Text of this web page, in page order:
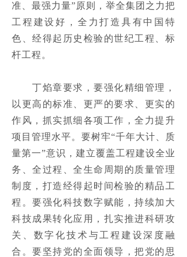
集团新闻
企业文化
党群工作
ꄷ 社会责任
振冲刊物
招贤纳才
ꄷ 校园招聘
ꄵ 社会招聘
联系我们
准、最强力量”原则，举全集团之力把
工程建设好，全力打造具有中国特
色、经得起历史检验的世纪工程、标
杆工程。
丁焰章要求，要强化精细管理，
以更高的标准、更严的要求、更实的
作风，抓实抓细各项工作，全力提升
项目管理水平。要树牢“千年大计、质
量第一”意识，建立覆盖工程建设全业
务、全过程、全生命周期的质量管理
制度，打造经得起时间检验的精品工
程。要强化科技数字赋能，持续加大
科技成果转化应用，扎实推进科研攻
关、数字化技术与工程建设深度融
合。要坚持党的全面领导，把党的思